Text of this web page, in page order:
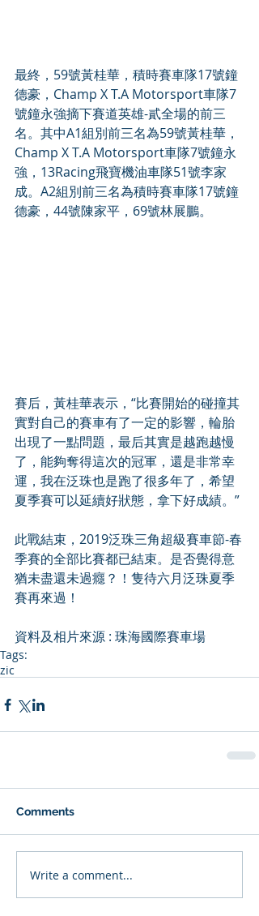
最終，59號黃桂華，積時賽車隊17號鐘
德豪，Champ X T.A Motorsport車隊7
號鐘永強摘下賽道英雄-貳全場的前三
名。其中A1組別前三名為59號黃桂華，
Champ X T.A Motorsport車隊7號鐘永
強，13Racing飛寶機油車隊51號李家
成。A2組別前三名為積時賽車隊17號鐘
德豪，44號陳家平，69號林展鵬。
賽后，黃桂華表示，“比賽開始的碰撞其
實對自己的賽車有了一定的影響，輪胎
出現了一點問題，最后其實是越跑越慢
了，能夠奪得這次的冠軍，還是非常幸
運，我在泛珠也是跑了很多年了，希望
夏季賽可以延續好狀態，拿下好成績。”
此戰結束，2019泛珠三角超級賽車節-春
季賽的全部比賽都已結束。是否覺得意
猶未盡還未過癮？！隻待六月泛珠夏季
賽再來過！
資料及相片來源 : 珠海國際賽車場
Tags:
zic
Comments
Write a comment...